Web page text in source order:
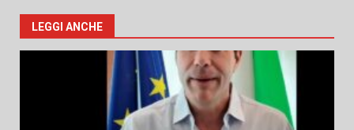
LEGGI ANCHE